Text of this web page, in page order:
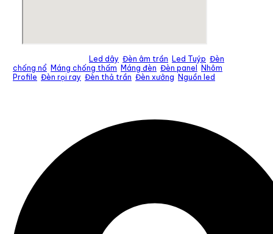
Led dây Đèn âm trần Led Tuýp Đèn
chống nổ Máng chống thấm Máng đèn Đèn panel
Nhôm
Profile Đèn rọi ray Đèn thả trần Đèn xưởng Nguồn led